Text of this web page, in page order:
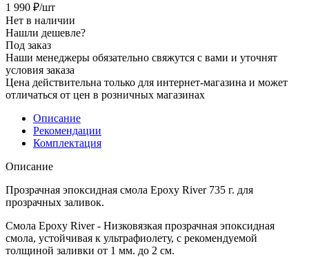
1 990 ₽/шт
Нет в наличии
Нашли дешевле?
Под заказ
Наши менеджеры обязательно свяжутся с вами и уточнят
условия заказа
Цена действительна только для интернет-магазина и может
отличаться от цен в розничных магазинах
Описание
Рекомендации
Комплектация
Описание
Прозрачная эпоксидная смола Epoxy River 735 г. для
прозрачных заливок.
Смола Epoxy River- Низковязкая прозрачная эпоксидная
смола, устойчивая к ультрафиолету, с рекомендуемой
толщиной заливки от 1 мм. до 2 см.